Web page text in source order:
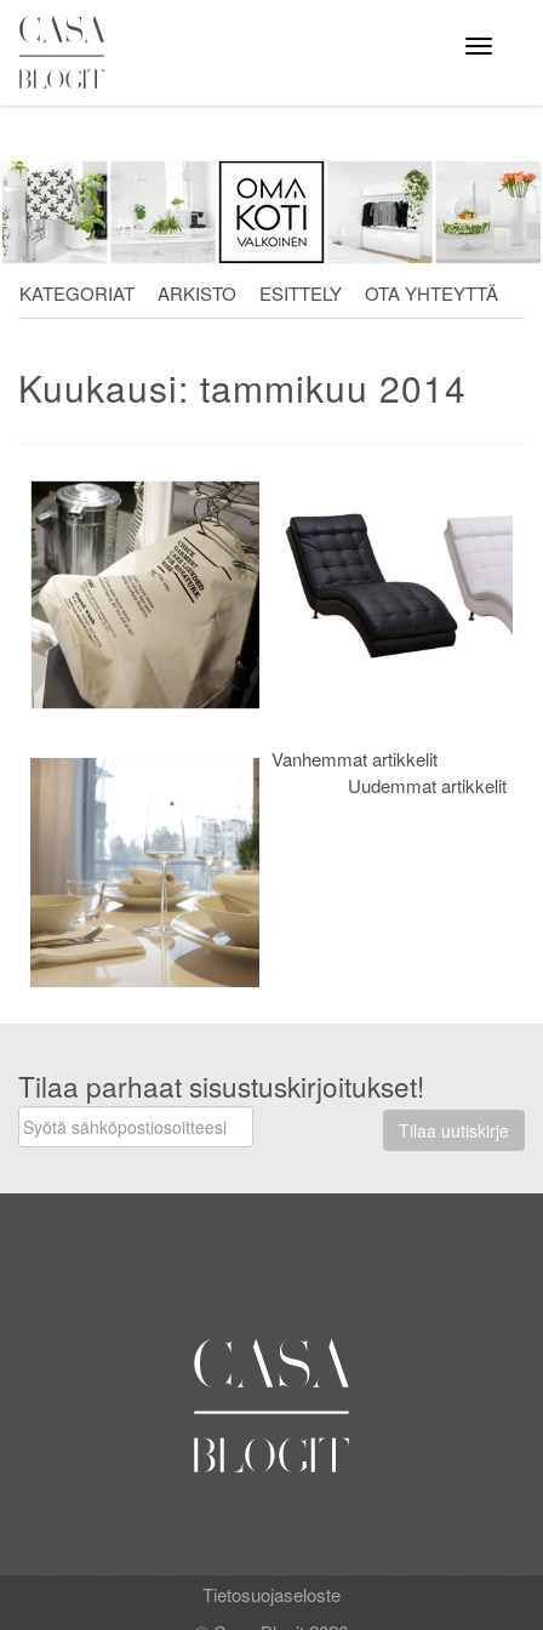
Skip
content
Avaa
valikko
KATEGORIAT ARKISTO ESITTELY OTA YHTEYTTÄ
Kuukausi: tammikuu 2014
Artikkelien
selaus
Vanhemmat artikkelit
Uudemmat artikkelit
Tilaa parhaat sisustuskirjoitukset!
Tilaa uutiskirje
Tietosuojaseloste